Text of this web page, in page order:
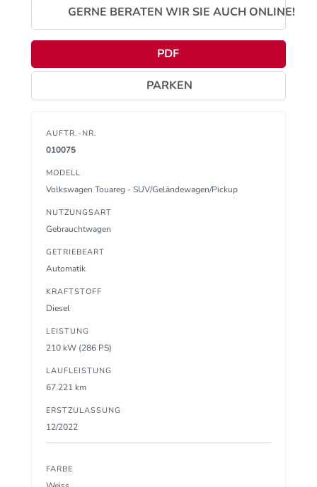
GERNE BERATEN WIR SIE AUCH ONLINE!
PDF
PARKEN
AUFTR.-NR.
010075
MODELL
Volkswagen Touareg - SUV/Geländewagen/Pickup
NUTZUNGSART
Gebrauchtwagen
GETRIEBEART
Automatik
KRAFTSTOFF
Diesel
LEISTUNG
210 kW (286 PS)
LAUFLEISTUNG
67.221 km
ERSTZULASSUNG
12/2022
FARBE